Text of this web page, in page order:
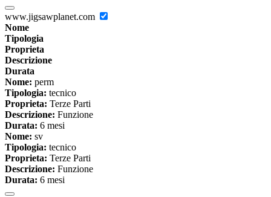
www.jigsawplanet.com
Nome
Tipologia
Proprieta
Descrizione
Durata
Nome: perm
Tipologia: tecnico
Proprieta: Terze Parti
Descrizione: Funzione
Durata: 6 mesi
Nome: sv
Tipologia: tecnico
Proprieta: Terze Parti
Descrizione: Funzione
Durata: 6 mesi